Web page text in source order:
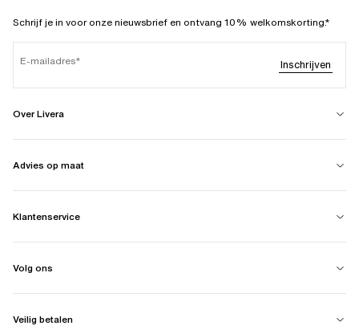
Schrijf je in voor onze nieuwsbrief en ontvang 10% welkomskorting.*
E-mailadres Inschrijven
Over Livera
Advies op maat
Klantenservice
Volg ons
Veilig betalen